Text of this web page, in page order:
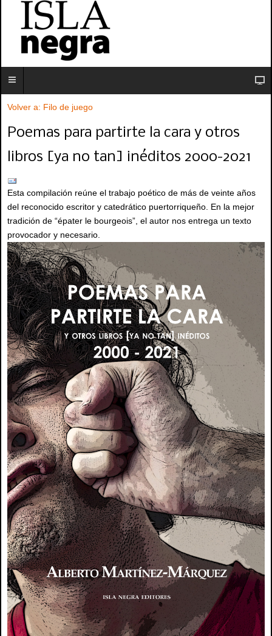
Volver a: Filo de juego
Poemas para partirte la cara y otros
libros [ya no tan] inéditos 2000-2021
Esta compilación reúne el trabajo poético de más de veinte años
del reconocido escritor y catedrático puertorriqueño. En la mejor
tradición de “épater le bourgeois”, el autor nos entrega un texto
provocador y necesario.